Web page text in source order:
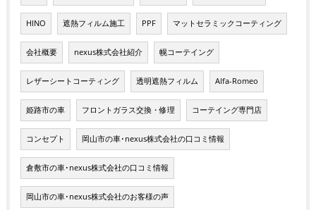
HINO 遮熱フィルム施工 PPF マットセラミックコーティング
会社概要 nexus株式会社紹介 幌コーテイング
レザーシートコーティング 透明遮熱フィルム Alfa-Romeo
姫路市の車 フロントガラス交換・修理 コーテイング専門店
コンセプト 岡山市の車･nexus株式会社の口コミ情報
倉敷市の車･nexus株式会社の口コミ情報
岡山市の車･nexus株式会社のお客様の声